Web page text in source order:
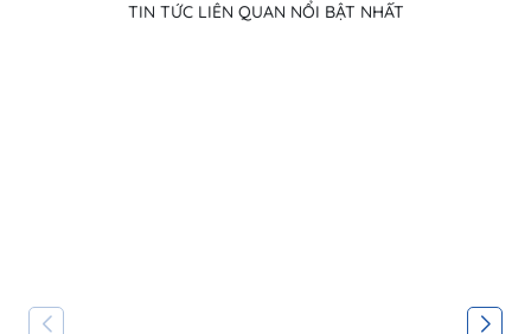
TIN TỨC LIÊN QUAN NỔI BẬT NHẤT